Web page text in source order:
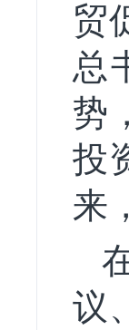
贸
总
势
投
来
议